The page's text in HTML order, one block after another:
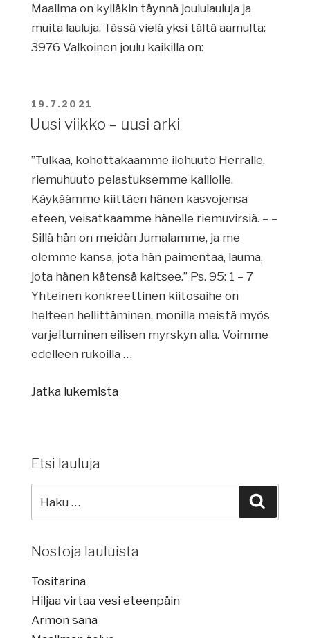
Maailma on kylläkin täynnä joululauluja ja
muita lauluja. Tässä vielä yksi tältä aamulta:
3976 Valkoinen joulu kaikilla on:
JULKAISTU
19.7.2021
Uusi viikko – uusi arki
”Tulkaa, kohottakaamme ilohuuto Herralle,
riemuhuuto pelastuksemme kalliolle.
Käykäämme kiittäen hänen kasvojensa
eteen, veisatkaamme hänelle riemuvirsiä. – –
Sillä hän on meidän Jumalamme, ja me
olemme kansa, jota hän paimentaa, lauma,
jota hänen kätensä kaitsee.” Ps. 95: 1 – 7
Yhteinen konkreettinen kiitosaihe on
helteen hellittäminen, monilla meistä myös
varjeltuminen eilisen myrskyn alla. Voimme
edelleen rukoilla …
Jatka lukemista”Uusi
Etsi lauluja
Nostoja lauluista
Tositarina
Hiljaa virtaa vesi eteenpäin
Armon sana